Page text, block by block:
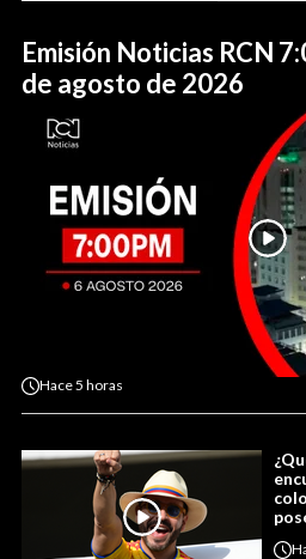
Emisión Noticias RCN
de agosto de 2026
Hace5 horas